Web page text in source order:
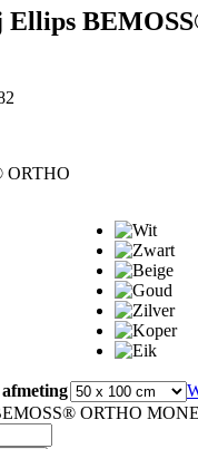
Ellips
ORTHO
ORTHO